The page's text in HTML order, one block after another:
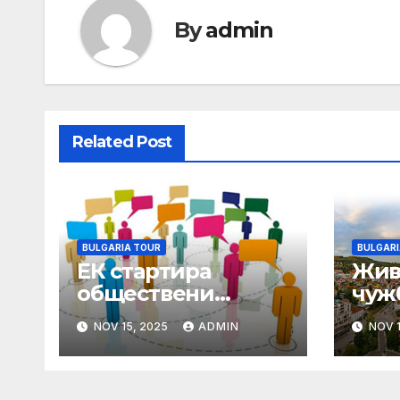
Byadmin
Related Post
BULGARIA TOUR
ЕК стартира
обществени
консултации във
връзка с Оценката
на директивите за
NOV 15, 2025 ADMIN NOV